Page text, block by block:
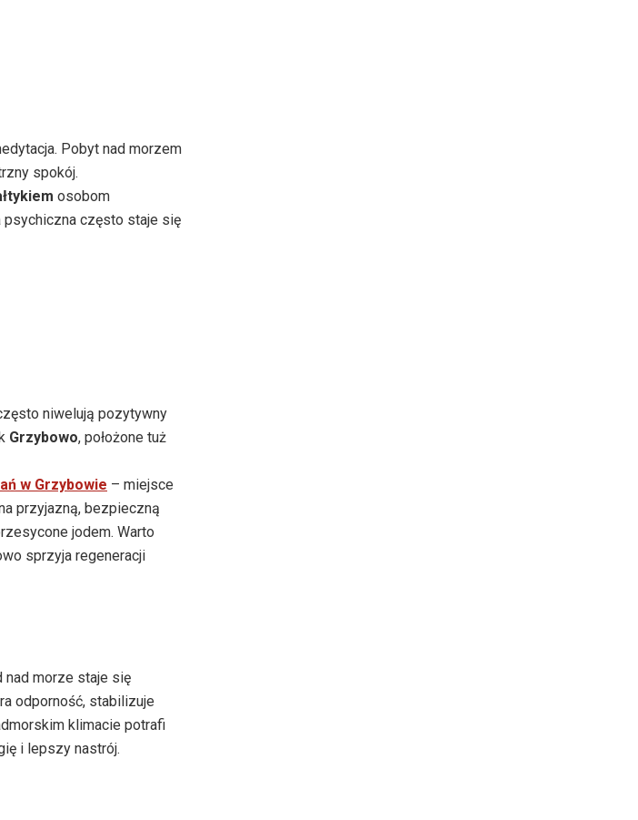
Pobyt nad morzem
spokój.
osobom
psychiczna często staje się
niwelują pozytywny
Grzybowo, położone tuż
w Grzybowie – miejsce
przyjazną, bezpieczną
jodem. Warto
sprzyja regeneracji
nad morze staje się
odporność, stabilizuje
klimacie potrafi
i lepszy nastrój.